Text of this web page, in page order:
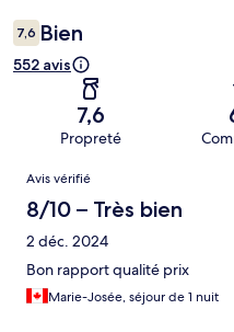
7,6 Bien
552 avis
7,6
Propreté
Avis
Avis vérifié
8/10 – Très bien
2 déc. 2024
Bon rapport qualité prix
Marie-Josée, séjour de 1 nuit